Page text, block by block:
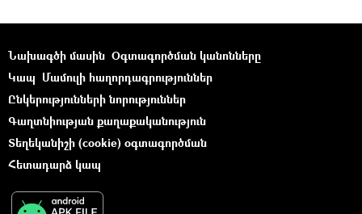
Նախագծի մասին Օգտագործման կանոնները
Կապ Մամուլի հաղորդագրություններ
Ընկերությունների նորություններ
Գաղտնիության քաղաքականություն
Տեղեկանիշի (cookie) օգտագործման
Հետադարձ կապ